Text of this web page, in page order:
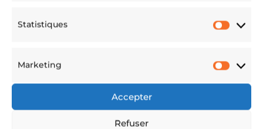
Statistiques
Marketing
Accepter
Refuser
54fe.jpg
Fév 8, 2022